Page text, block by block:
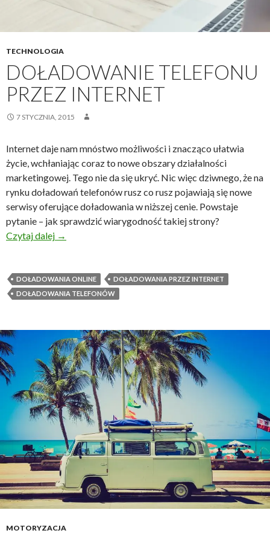
TECHNOLOGIA
DOŁADOWANIE TELEFONU
PRZEZ INTERNET
7 STYCZNIA, 2015
Internet daje nam mnóstwo możliwości i znacząco ułatwia
życie, wchłaniając coraz to nowe obszary działalności
marketingowej. Tego nie da się ukryć. Nic więc dziwnego, że na
rynku doładowań telefonów rusz co rusz pojawiają się nowe
serwisy oferujące doładowania w niższej cenie. Powstaje
pytanie – jak sprawdzić wiarygodność takiej strony?
Czytaj dalej Doładowanie telefonu przez Internet
→
DOŁADOWANIA ONLINE
DOŁADOWANIA PRZEZ INTERNET
DOŁADOWANIA TELEFONÓW
MOTORYZACJA